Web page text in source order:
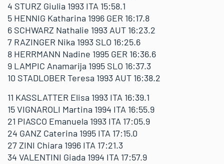
4 STURZ Giulia 1993 ITA 15:58.1
5 HENNIG Katharina 1996 GER 16:17.8
6 SCHWARZ Nathalie 1993 AUT 16:23.2
7 RAZINGER Nika 1993 SLO 16:25.6
8 HERRMANN Nadine 1995 GER 16:36.6
9 LAMPIC Anamarija 1995 SLO 16:37.3
10 STADLOBER Teresa 1993 AUT 16:38.2
11 KASSLATTER Elisa 1993 ITA 16:39.1
15 VIGNAROLI Martina 1994 ITA 16:55.9
21 PIASCO Emanuela 1993 ITA 17:05.9
24 GANZ Caterina 1995 ITA 17:15.0
27 ZINI Chiara 1996 ITA 17:21.3
34 VALENTINI Giada 1994 ITA 17:57.9